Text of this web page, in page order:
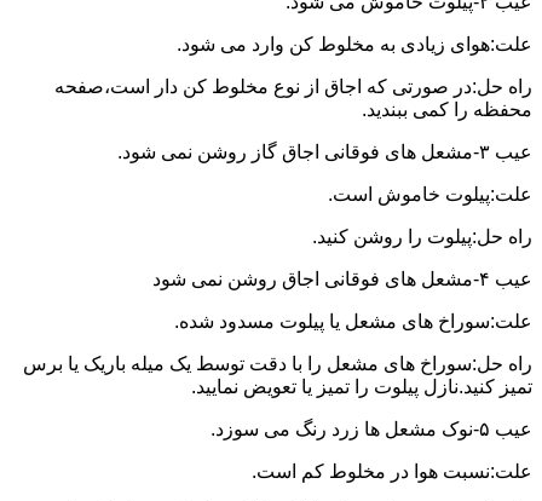
علت:هوای زیادی به مخلوط کن وارد می شود.
راه حل:در صورتی که اجاق از نوع مخلوط کن دار است،صفحه
محفظه را کمی ببندید.
عیب ۳-مشعل های فوقانی اجاق گاز روشن نمی شود.
علت:پیلوت خاموش است.
راه حل:پیلوت را روشن کنید.
عیب ۴-مشعل های فوقانی اجاق روشن نمی شود
علت:سوراخ های مشعل یا پیلوت مسدود شده.
راه حل:سوراخ های مشعل را با دقت توسط یک میله باریک یا برس
تمیز کنید.نازل پیلوت را تمیز یا تعویض نمایید.
عیب ۵-نوک مشعل ها زرد رنگ می سوزد.
علت:نسبت هوا در مخلوط کم است.